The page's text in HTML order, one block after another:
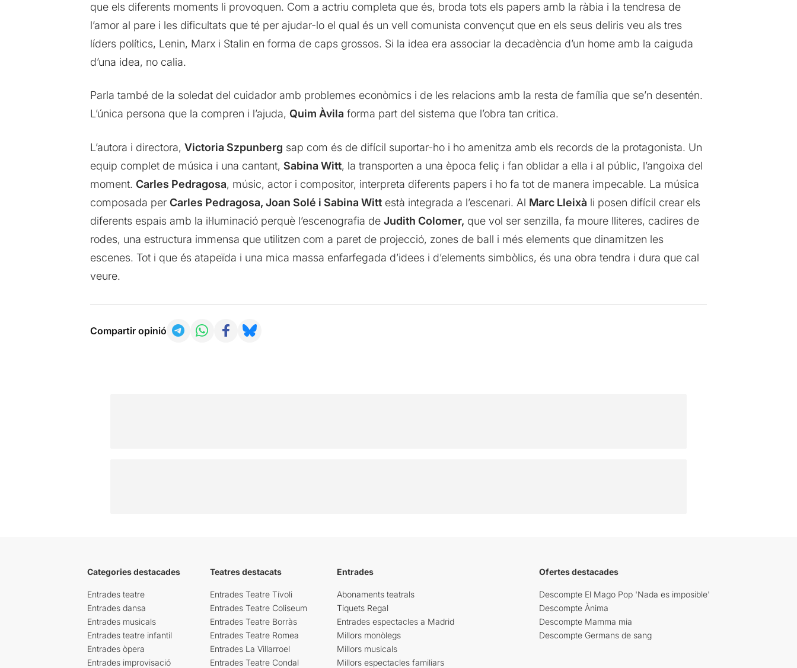
que els diferents moments li provoquen. Com a actriu completa que és, broda tots els papers amb la ràbia i la tendresa de
l’amor al pare i les dificultats que té per ajudar-lo el qual és un vell comunista convençut que en els seus deliris veu als tres
líders polítics, Lenin, Marx i Stalin en forma de caps grossos. Si la idea era associar la decadència d’un home amb la caiguda
d’una idea, no calia.
Parla també de la soledat del cuidador amb problemes econòmics i de les relacions amb la resta de família que se’n desentén.
L’única persona que la compren i l’ajuda, Quim Àvila forma part del sistema que l’obra tan critica.
L’autora i directora, Victoria Szpunberg sap com és de difícil suportar-ho i ho amenitza amb els records de la protagonista. Un
equip complet de música i una cantant, Sabina Witt, la transporten a una època feliç i fan oblidar a ella i al públic, l’angoixa del
moment. Carles Pedragosa, músic, actor i compositor, interpreta diferents papers i ho fa tot de manera impecable. La música
composada per Carles Pedragosa, Joan Solé i Sabina Wittestà integrada a l’escenari. Al Marc Lleixà li posen difícil crear els
diferents espais amb la il·luminació perquè l’escenografia de Judith Colomer, que vol ser senzilla, fa moure lliteres, cadires de
rodes, una estructura immensa que utilitzen com a paret de projecció, zones de ball i més elements que dinamitzen les
escenes. Tot i que és atapeïda i una mica massa enfarfegada d’idees i d’elements simbòlics, és una obra tendra i dura que cal
veure.
Compartir opinió
Categories destacades
Entrades teatre
Entrades dansa
Entrades musicals
Entrades teatre infantil
Entrades òpera
Entrades improvisació
Teatres destacats
Entrades Teatre Tívoli
Entrades Teatre Coliseum
Entrades Teatre Borràs
Entrades Teatre Romea
Entrades La Villarroel
Entrades Teatre Condal
Entrades
Abonaments teatrals
Tiquets Regal
Entrades espectacles a Madrid
Millors monòlegs
Millors musicals
Millors espectacles familiars
Ofertes destacades
Descompte El Mago Pop 'Nada es imposible'
Descompte Ànima
Descompte Mamma mia
Descompte Germans de sang